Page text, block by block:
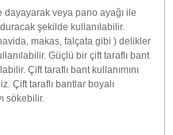
dayayarak veya pano ayağı ile
şekilde kullanılabilir.
makas, falçata gibi ) delikler
Güçlü bir çift taraflı bant
Çift taraflı bant kullanımını
Çift taraflı bantlar boyalı
sökebilir.